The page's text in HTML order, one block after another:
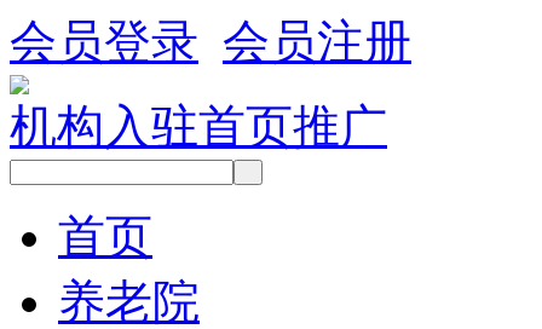
会员登录 会员注册
机构入驻首页推广
首页
养老院